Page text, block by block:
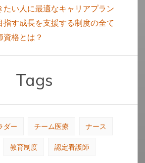
たい人に最適なキャリアプラン
指す成長を支援する制度の全て
格とは？
Tags
ダー チーム医療 ナース
教育制度 認定看護師